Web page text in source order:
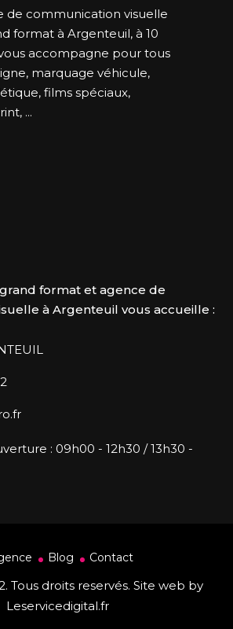
de communication visuelle
format à Argenteuil, à 10
accompagne pour tous
marquage véhicule,
films spéciaux,
...
format et agence de
à Argenteuil vous accueille :
: 09h00 - 12h30 / 13h30 -
Tous droits reservés. Site web by
Leservicedigital.fr
Blog Contact